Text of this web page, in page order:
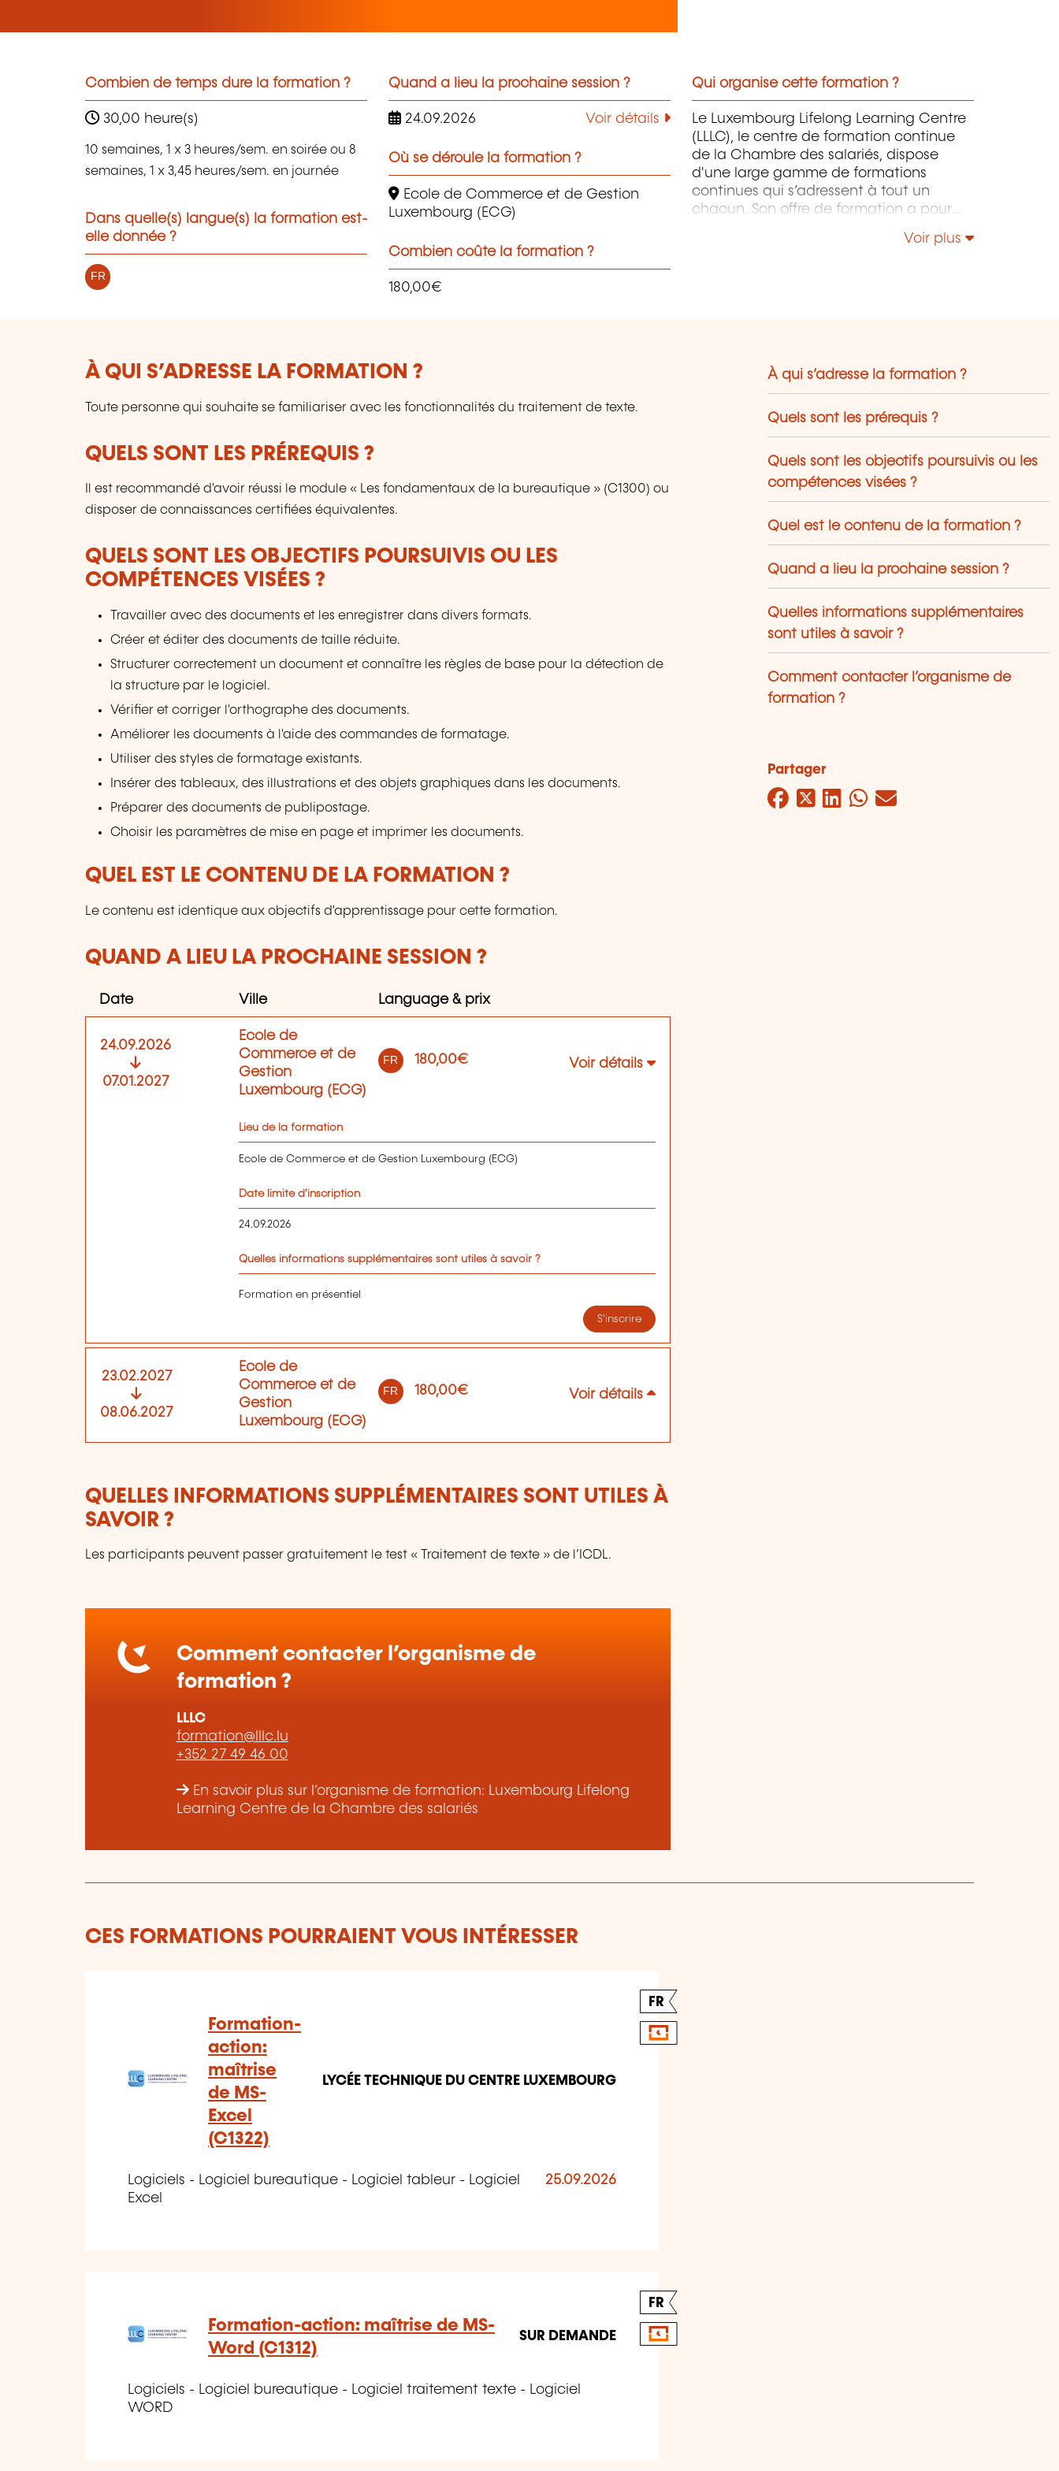
Combien de temps dure la formation ?
30,00 heure(s)
10 semaines, 1 x 3 heures/sem. en soirée ou 8
semaines, 1 x 3,45 heures/sem. en journée
Dans quelle(s) langue(s) la formation est-
elle donnée ?
FR
Quand a lieu la prochaine session ?
24.09.2026 Voir détails
Où se déroule la formation ?
Ecole de Commerce et de Gestion
Luxembourg (ECG)
Combien coûte la formation ?
180,00€
Qui organise cette formation ?
Le Luxembourg Lifelong Learning Centre
(LLLC), le centre de formation continue
de la Chambre des salariés, dispose
d'une large gamme de formations
continues qui s’adressent à tout un
chacun. Son offre de formation a pour
autant que possible du savoir-faire
une panoplie importante de formations:
des cours du soir; des séminaires, qui
peuvent être adaptés sur mesure selon
les besoins des entreprises; des
spécialisées; des formations pour seniors;
des certifications professionnelles.
Voir plus
À QUI S’ADRESSE LA FORMATION ?
Toute personne qui souhaite se familiariser avec les fonctionnalités du traitement de texte.
QUELS SONT LES PRÉREQUIS ?
Il est recommandé d'avoir réussi le module « Les fondamentaux de la bureautique » (C1300) ou
disposer de connaissances certifiées équivalentes.
QUELS SONT LES OBJECTIFS POURSUIVIS OU LES
COMPÉTENCES VISÉES ?
Travailler avec des documents et les enregistrer dans divers formats.
Créer et éditer des documents de taille réduite.
Structurer correctement un document et connaître les règles de base pour la détection de
la structure par le logiciel.
Vérifier et corriger l'orthographe des documents.
Améliorer les documents à l'aide des commandes de formatage.
Utiliser des styles de formatage existants.
Insérer des tableaux, des illustrations et des objets graphiques dans les documents.
Préparer des documents de publipostage.
Choisir les paramètres de mise en page et imprimer les documents.
QUEL EST LE CONTENU DE LA FORMATION ?
Le contenu est identique aux objectifs d'apprentissage pour cette formation.
QUAND A LIEU LA PROCHAINE SESSION ?
Date Ville Language & prix
24.09.2026
07.01.2027
Ecole de
Commerce et de
Gestion
Luxembourg (ECG)
FR 180,00€ Voir détails
Lieu de la formation
Ecole de Commerce et de Gestion Luxembourg (ECG)
Date limite d'inscription
24.09.2026
Quelles informations supplémentaires sont utiles à savoir ?
Formation en présentiel
S'inscrire
23.02.2027
08.06.2027
Ecole de
Commerce et de
Gestion
Luxembourg (ECG)
FR 180,00€ Voir détails
QUELLES INFORMATIONS SUPPLÉMENTAIRES SONT UTILES À
SAVOIR ?
Les participants peuvent passer gratuitement le test « Traitement de texte » de l’ICDL.
Comment contacter l’organisme de
formation ?
LLLC
formation@lllc.lu
+352 27 49 46 00
En savoir plus sur l’organisme de formation: Luxembourg Lifelong
Learning Centre de la Chambre des salariés
À qui s’adresse la formation ?
Quels sont les prérequis ?
Quels sont les objectifs poursuivis ou les
compétences visées ?
Quel est le contenu de la formation ?
Quand a lieu la prochaine session ?
Quelles informations supplémentaires
sont utiles à savoir ?
Comment contacter l’organisme de
formation ?
Partager
Facebook
Twitter
LinkedIn
WhatsApp
Mail
CES FORMATIONS POURRAIENT VOUS INTÉRESSER
FR
Formation-
action:
maîtrise
de MS-
Excel
(C1322)
LYCÉE TECHNIQUE DU CENTRE LUXEMBOURG
Logiciels - Logiciel bureautique - Logiciel tableur - Logiciel
Excel
25.09.2026
FR
Formation-action: maîtrise de MS-
Word (C1312)
SUR DEMANDE
Logiciels - Logiciel bureautique - Logiciel traitement texte - Logiciel
WORD